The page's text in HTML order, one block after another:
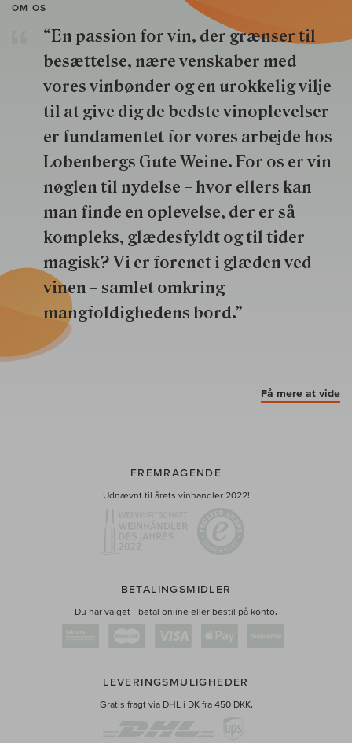
OM OS
“En passion for vin, der grænser til
besættelse, nære venskaber med
vores vinbønder og en urokkelig vilje
til at give dig de bedste vinoplevelser
er fundamentet for vores arbejde hos
Lobenbergs Gute Weine. For os er vin
nøglen til nydelse – hvor ellers kan
man finde en oplevelse, der er så
kompleks, glædesfyldt og til tider
magisk? Vi er forenet i glæden ved
vinen – samlet omkring
mangfoldighedens bord.”
Få mere at vide
FREMRAGENDE
Udnævnt til årets vinhandler 2022!
BETALINGSMIDLER
Du har valget - betal online eller bestil på konto.
LEVERINGSMULIGHEDER
Gratis fragt via DHL i DK fra 450 DKK.